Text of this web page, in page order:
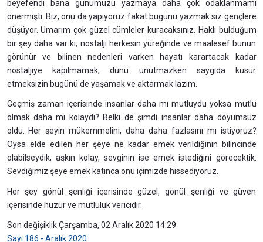
beyefendi bana günümüzü yazmaya daha çok odaklanmamı
önermişti. Biz, onu da yapıyoruz fakat bugünü yazmak siz gençlere
düşüyor. Umarım çok güzel cümleler kuracaksınız. Haklı bulduğum
bir şey daha var ki, nostalji herkesin yüreğinde ve maalesef bunun
görünür ve bilinen nedenleri varken hayatı karartacak kadar
nostaljiye kapılmamak, dünü unutmazken saygıda kusur
etmeksizin bugünü de yaşamak ve aktarmak lazım.
Geçmiş zaman içerisinde insanlar daha mı mutluydu yoksa mutlu
olmak daha mı kolaydı? Belki de şimdi insanlar daha doyumsuz
oldu. Her şeyin mükemmelini, daha daha fazlasını mı istiyoruz?
Oysa elde edilen her şeye ne kadar emek verildiğinin bilincinde
olabilseydik, aşkın kolay, sevginin ise emek istediğini görecektik.
Sevdiğimiz şeye emek katınca onu içimizde hissediyoruz.
Her şey gönül şenliği içerisinde güzel, gönül şenliği ve güven
içerisinde huzur ve mutluluk vericidir.
Son değişiklik Çarşamba, 02 Aralık 2020 14:29
Sayı 186 - Aralık 2020